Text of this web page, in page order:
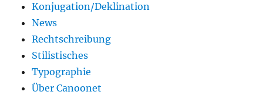
Konjugation/Deklination
News
Rechtschreibung
Stilistisches
Typographie
Über Canoonet